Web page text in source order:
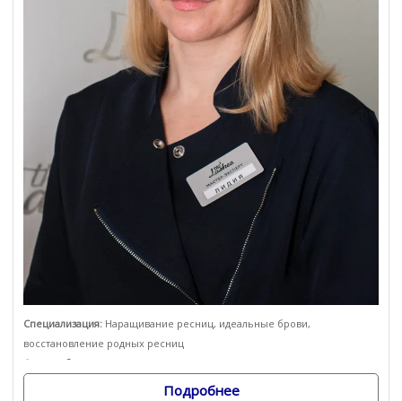
Специализация: Наращивание ресниц, идеальные брови,
восстановление родных ресниц
Опыт работы:
Подробнее